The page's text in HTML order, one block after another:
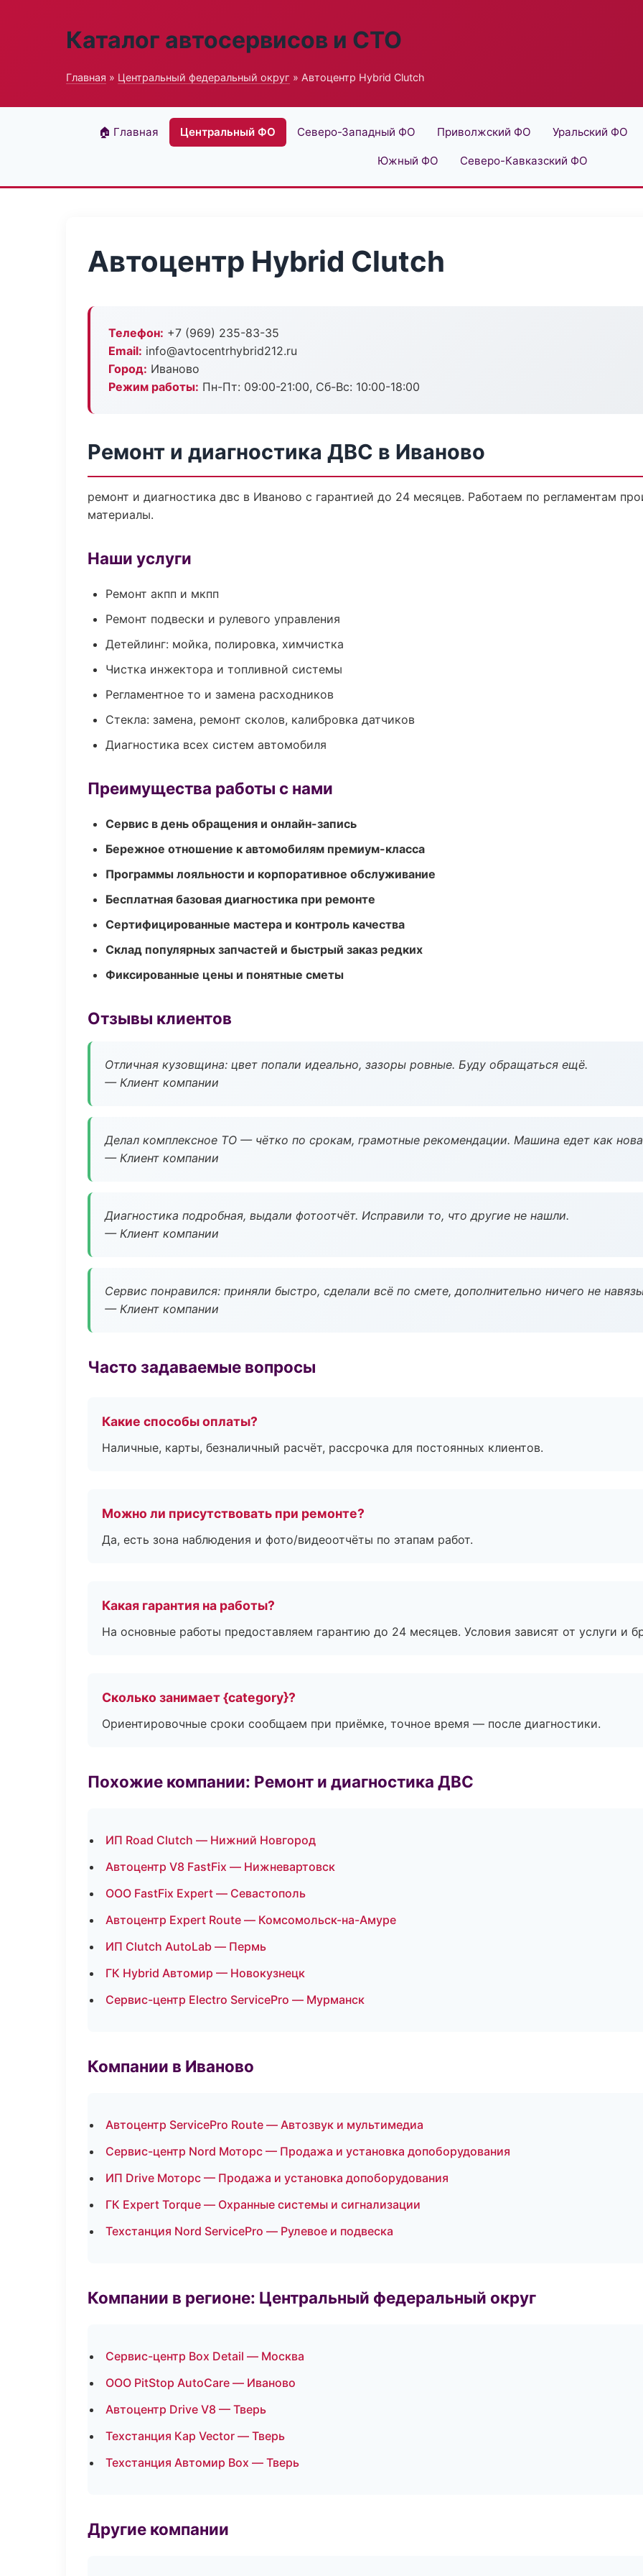
Каталог автосервисов и СТО
Главная » Центральный федеральный округ » Автоцентр Hybrid Clutch
🏠 Главная Центральный ФО Северо-Западный ФО Приволжский ФО Уральский ФО
Южный ФО Северо-Кавказский ФО
Автоцентр Hybrid Clutch
Телефон: +7 (969) 235-83-35
Email: info@avtocentrhybrid212.ru
Город: Иваново
Режим работы: Пн-Пт: 09:00-21:00, Сб-Вс: 10:00-18:00
Ремонт и диагностика ДВС в Иваново
ремонт и диагностика двс в Иваново с гарантией до 24 месяцев. Работаем по регламентам
материалы.
Наши услуги
Ремонт акпп и мкпп
Ремонт подвески и рулевого управления
Детейлинг: мойка, полировка, химчистка
Чистка инжектора и топливной системы
Регламентное то и замена расходников
Стекла: замена, ремонт сколов, калибровка датчиков
Диагностика всех систем автомобиля
Преимущества работы с нами
Сервис в день обращения и онлайн-запись
Бережное отношение к автомобилям премиум-класса
Программы лояльности и корпоративное обслуживание
Бесплатная базовая диагностика при ремонте
Сертифицированные мастера и контроль качества
Склад популярных запчастей и быстрый заказ редких
Фиксированные цены и понятные сметы
Отзывы клиентов
Отличная кузовщина: цвет попали идеально, зазоры ровные. Буду обращаться ещё.
— Клиент компании
Делал комплексное ТО — чётко по срокам, грамотные рекомендации. Машина едет как
— Клиент компании
Диагностика подробная, выдали фотоотчёт. Исправили то, что другие не нашли.
— Клиент компании
Сервис понравился: приняли быстро, сделали всё по смете, дополнительно ничего не
— Клиент компании
Часто задаваемые вопросы
Какие способы оплаты?
Наличные, карты, безналичный расчёт, рассрочка для постоянных клиентов.
Можно ли присутствовать при ремонте?
Да, есть зона наблюдения и фото/видеоотчёты по этапам работ.
Какая гарантия на работы?
На основные работы предоставляем гарантию до 24 месяцев. Условия зависят от услуги и
Сколько занимает {category}?
Ориентировочные сроки сообщаем при приёмке, точное время — после диагностики.
Похожие компании: Ремонт и диагностика ДВС
ИП Road Clutch — Нижний Новгород
Автоцентр V8 FastFix — Нижневартовск
ООО FastFix Expert — Севастополь
Автоцентр Expert Route — Комсомольск-на-Амуре
ИП Clutch AutoLab — Пермь
ГК Hybrid Автомир — Новокузнецк
Сервис-центр Electro ServicePro — Мурманск
Компании в Иваново
Автоцентр ServicePro Route — Автозвук и мультимедиа
Сервис-центр Nord Моторс — Продажа и установка допоборудования
ИП Drive Моторс — Продажа и установка допоборудования
ГК Expert Torque — Охранные системы и сигнализации
Техстанция Nord ServicePro — Рулевое и подвеска
Компании в регионе: Центральный федеральный округ
Сервис-центр Box Detail — Москва
ООО PitStop AutoCare — Иваново
Автоцентр Drive V8 — Тверь
Техстанция Кар Vector — Тверь
Техстанция Автомир Box — Тверь
Другие компании